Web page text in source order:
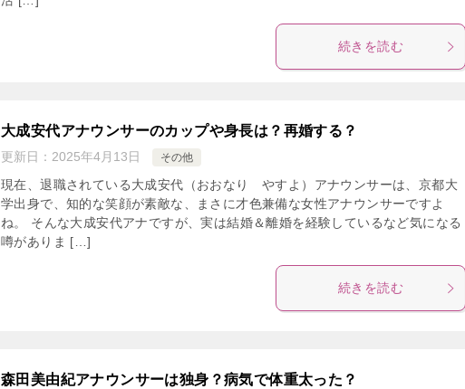
続きを読む
大成安代アナウンサーのカップや身長は？再婚する？
更新日： 2025年4月13日 その他
現在、退職されている大成安代（おおなり やすよ）アナウンサーは、京都大
学出身で、知的な笑顔が素敵な、まさに才色兼備な女性アナウンサーですよ
ね。 そんな大成安代アナですが、実は結婚＆離婚を経験しているなど気になる
噂がありま […]
続きを読む
森田美由紀アナウンサーは独身？病気で体重太った？